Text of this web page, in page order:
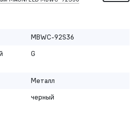
MBWC-92S36
G
Металл
черный